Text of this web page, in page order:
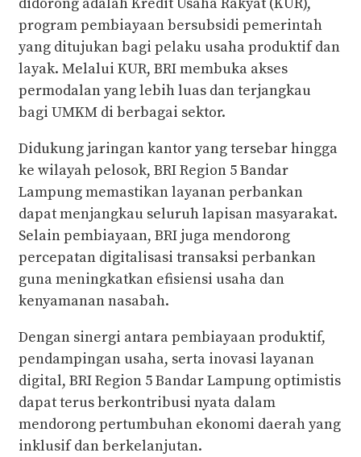
didorong adalah Kredit Usaha Rakyat (KUR),
program pembiayaan bersubsidi pemerintah
yang ditujukan bagi pelaku usaha produktif dan
layak. Melalui KUR, BRI membuka akses
permodalan yang lebih luas dan terjangkau
bagi UMKM di berbagai sektor.
Didukung jaringan kantor yang tersebar hingga
ke wilayah pelosok, BRI Region 5 Bandar
Lampung memastikan layanan perbankan
dapat menjangkau seluruh lapisan masyarakat.
Selain pembiayaan, BRI juga mendorong
percepatan digitalisasi transaksi perbankan
guna meningkatkan efisiensi usaha dan
kenyamanan nasabah.
Dengan sinergi antara pembiayaan produktif,
pendampingan usaha, serta inovasi layanan
digital, BRI Region 5 Bandar Lampung optimistis
dapat terus berkontribusi nyata dalam
mendorong pertumbuhan ekonomi daerah yang
inklusif dan berkelanjutan.